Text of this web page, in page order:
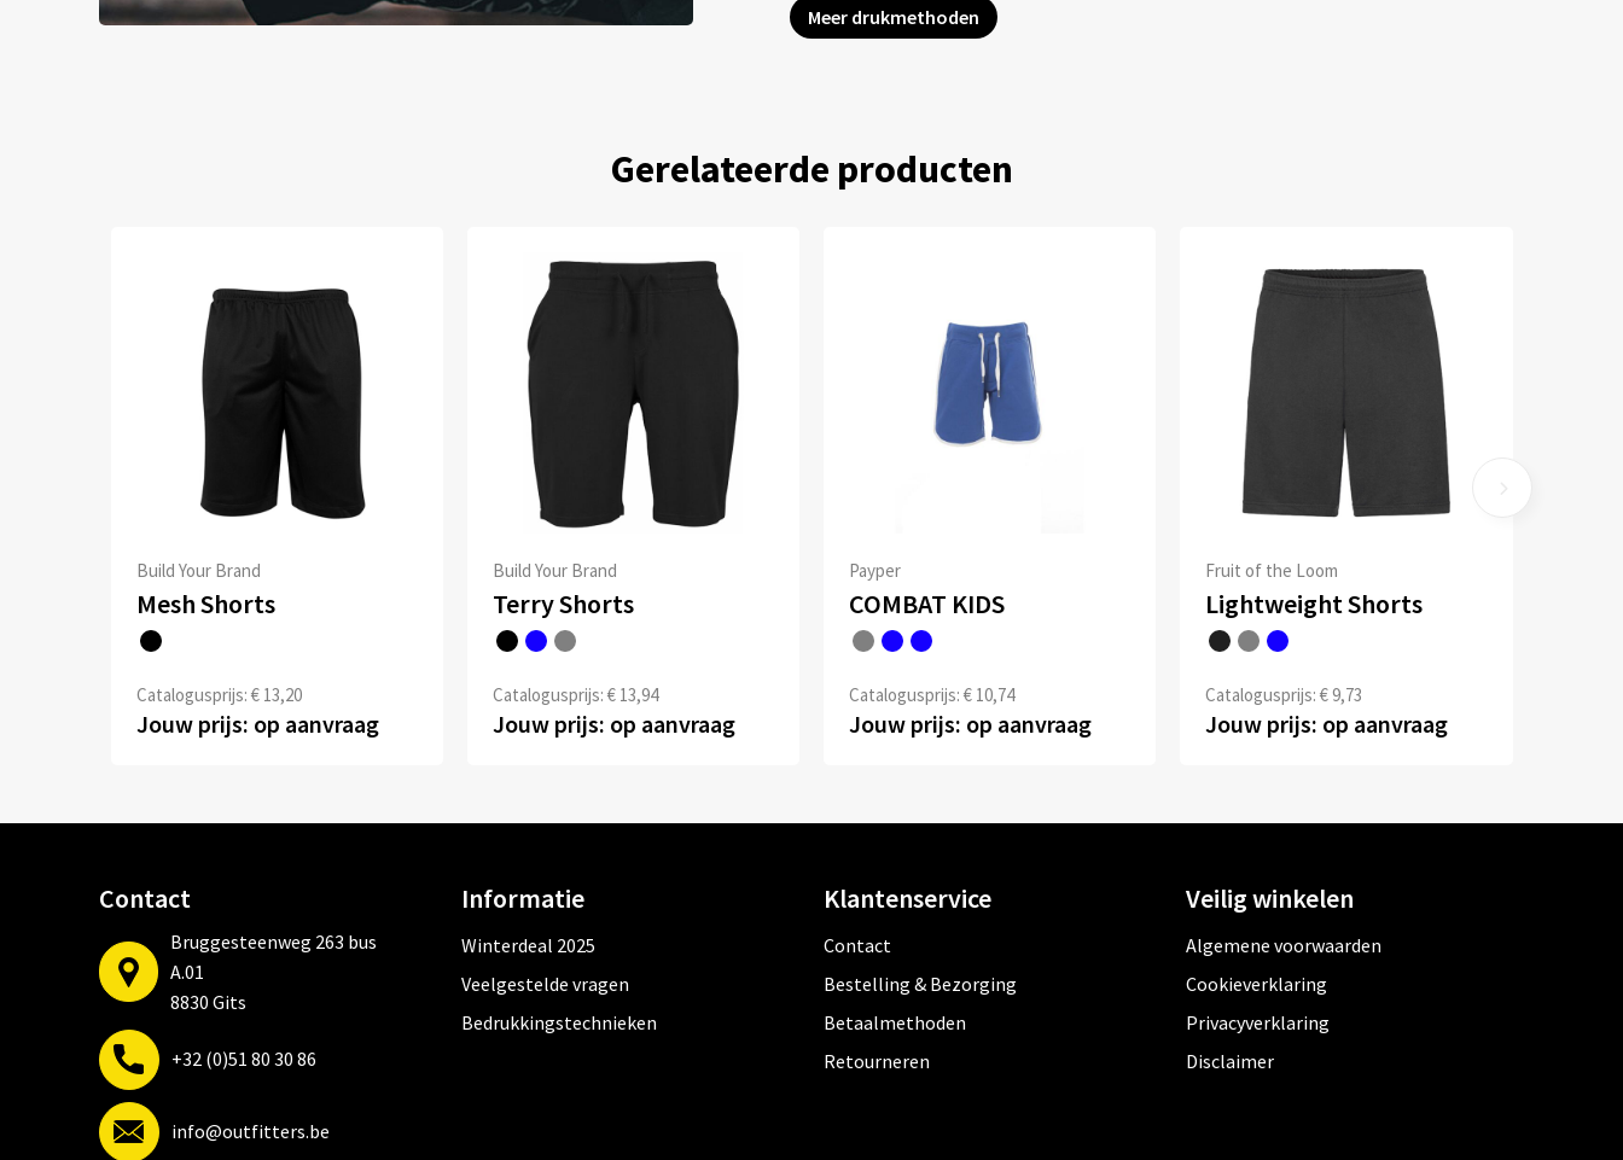
Meer drukmethoden
Gerelateerde producten
Build Your Brand
Mesh Shorts
Catalogusprijs: € 13,20
Jouw prijs: op aanvraag
Build Your Brand
Terry Shorts
Catalogusprijs: € 13,94
Jouw prijs: op aanvraag
Payper
COMBAT KIDS
Catalogusprijs: € 10,74
Jouw prijs: op aanvraag
Fruit of the Loom
Lightweight Shorts
Catalogusprijs: € 9,73
Jouw prijs: op aanvraag
Contact
Bruggesteenweg 263 bus
A.01
8830 Gits
+32 (0)51 80 30 86
info@outfitters.be
Informatie
Winterdeal 2025
Veelgestelde vragen
Bedrukkingstechnieken
Klantenservice
Contact
Bestelling & Bezorging
Betaalmethoden
Retourneren
Veilig winkelen
Algemene voorwaarden
Cookieverklaring
Privacyverklaring
Disclaimer